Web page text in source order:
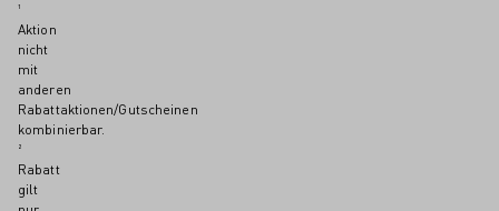
¹
Aktion
nicht
mit
anderen
Rabattaktionen/Gutscheinen
kombinierbar.
²
Rabatt
gilt